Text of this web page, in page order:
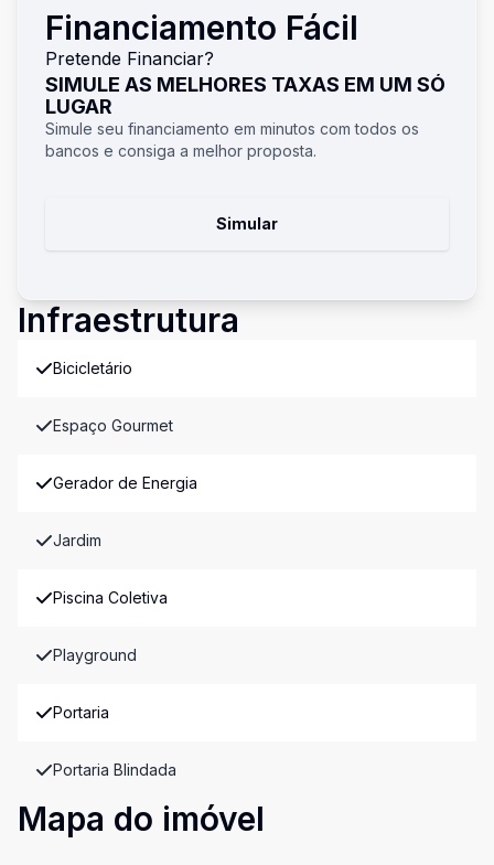
Financiamento Fácil
Pretende Financiar?
SIMULE AS MELHORES TAXAS EM UM SÓ
LUGAR
Simule seu financiamento em minutos com todos os
bancos e consiga a melhor proposta.
Simular
Infraestrutura
Bicicletário
Espaço Gourmet
Gerador de Energia
Jardim
Piscina Coletiva
Playground
Portaria
Portaria Blindada
Mapa do imóvel